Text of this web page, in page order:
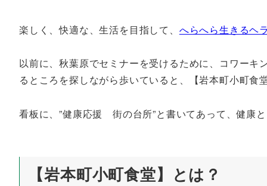
楽しく、快適な、生活を目指して、 へらへら生きるヘ
以前に、秋葉原でセミナーを受けるために、コワーキ
るところを探しながら歩いていると、【岩本町小町食
看板に、”健康応援 街の台所”と書いてあって、健康
【岩本町小町食堂】とは？